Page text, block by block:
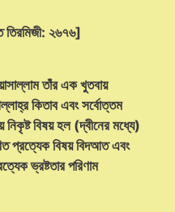
২৬৭৬]
তাঁর এক খুতবায়
কিতাব এবং সর্বোত্তম
বিষয় হল (দ্বীনের মধ্যে)
প্রত্যেক বিষয় বিদআত এবং
ভ্রষ্টতার পরিণাম